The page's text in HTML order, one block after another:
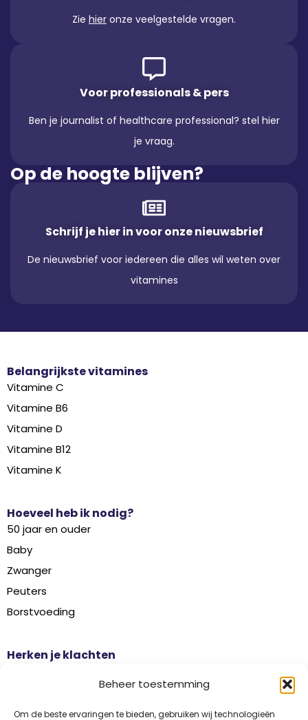
Beheer toestemming
Om de beste ervaringen te bieden, gebruiken wij technologieën
Zie hier onze veelgestelde vragen.
Voor professionals & pers
Ben je journalist of healthcare professional? stel hier
je vraag.
Op de hoogte blijven?
Schrijf je hier in voor onze nieuwsbrief
De nieuwsbrief voor iedereen die alles wil weten over
vitamines
Belangrijkste vitamines
Vitamine C
Vitamine B6
Vitamine D
Vitamine B12
Vitamine K
Hoeveel heb ik nodig?
50 jaar en ouder
Baby
Zwanger
Peuters
Borstvoeding
Herken je klachten
Griep